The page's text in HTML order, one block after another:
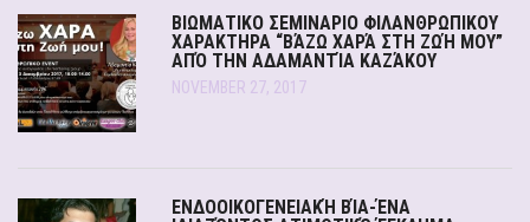
ΒΙΩΜΑΤΙΚΟ ΣΕΜΙΝΑΡΙΟ ΦΙΛΑΝΘΡΩΠΙΚΟΥ
ΧΑΡΑΚΤΗΡΑ “ΒΆΖΩ ΧΑΡΆ ΣΤΗ ΖΩΉ ΜΟΥ”
ΑΠΌ ΤΗΝ ΑΔΑΜΑΝΤΊΑ ΚΑΖΆΚΟΥ
NOVEMBER 27, 2017
ΕΝΔΟΟΙΚΟΓΕΝΕΙΑΚΉ ΒΊΑ-ΈΝΑ